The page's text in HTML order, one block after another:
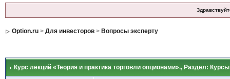
Option.ru> Для инвесторов> Вопросы эксперту
Курс лекций «Теория и практика торговли опционами»., Раздел: